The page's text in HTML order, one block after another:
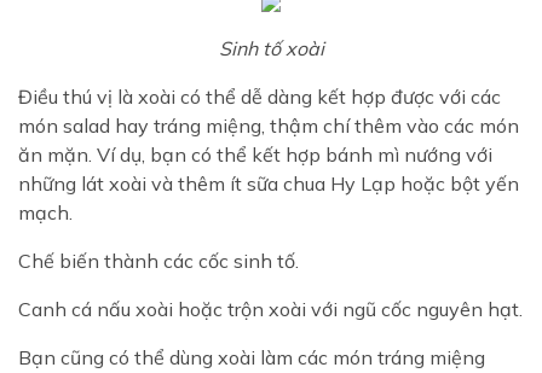
Sinh tố xoài
Điều thú vị là xoài có thể dễ dàng kết hợp được với các
món salad hay tráng miệng, thậm chí thêm vào các món
ăn mặn. Ví dụ, bạn có thể kết hợp bánh mì nướng với
những lát xoài và thêm ít sữa chua Hy Lạp hoặc bột yến
mạch.
Chế biến thành các cốc sinh tố.
Canh cá nấu xoài hoặc trộn xoài với ngũ cốc nguyên hạt.
Bạn cũng có thể dùng xoài làm các món tráng miệng